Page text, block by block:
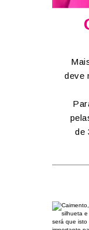
deve
de